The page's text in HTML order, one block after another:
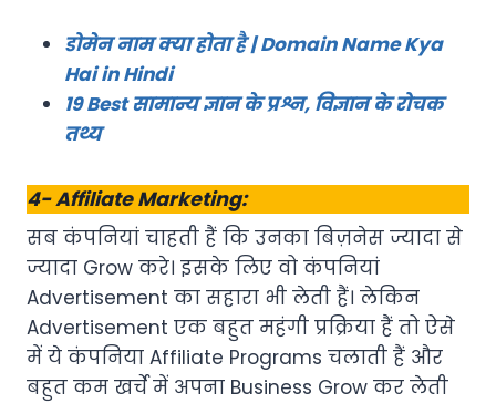
डोमेन नाम क्या होता है | Domain Name Kya
Hai in Hindi
19 Best सामान्य ज्ञान के प्रश्न, विज्ञान के रोचक
तथ्य
4- Affiliate Marketing:
सब कंपनियां चाहती हैं कि उनका बिज़नेस ज्यादा से
ज्यादा Grow करे। इसके लिए वो कंपनियां
Advertisement का सहारा भी लेती हैं। लेकिन
Advertisement एक बहुत महंगी प्रक्रिया हैं तो ऐसे
में ये कंपनिया Affiliate Programs चलाती हैं और
बहुत कम खर्चे में अपना Business Grow कर लेती